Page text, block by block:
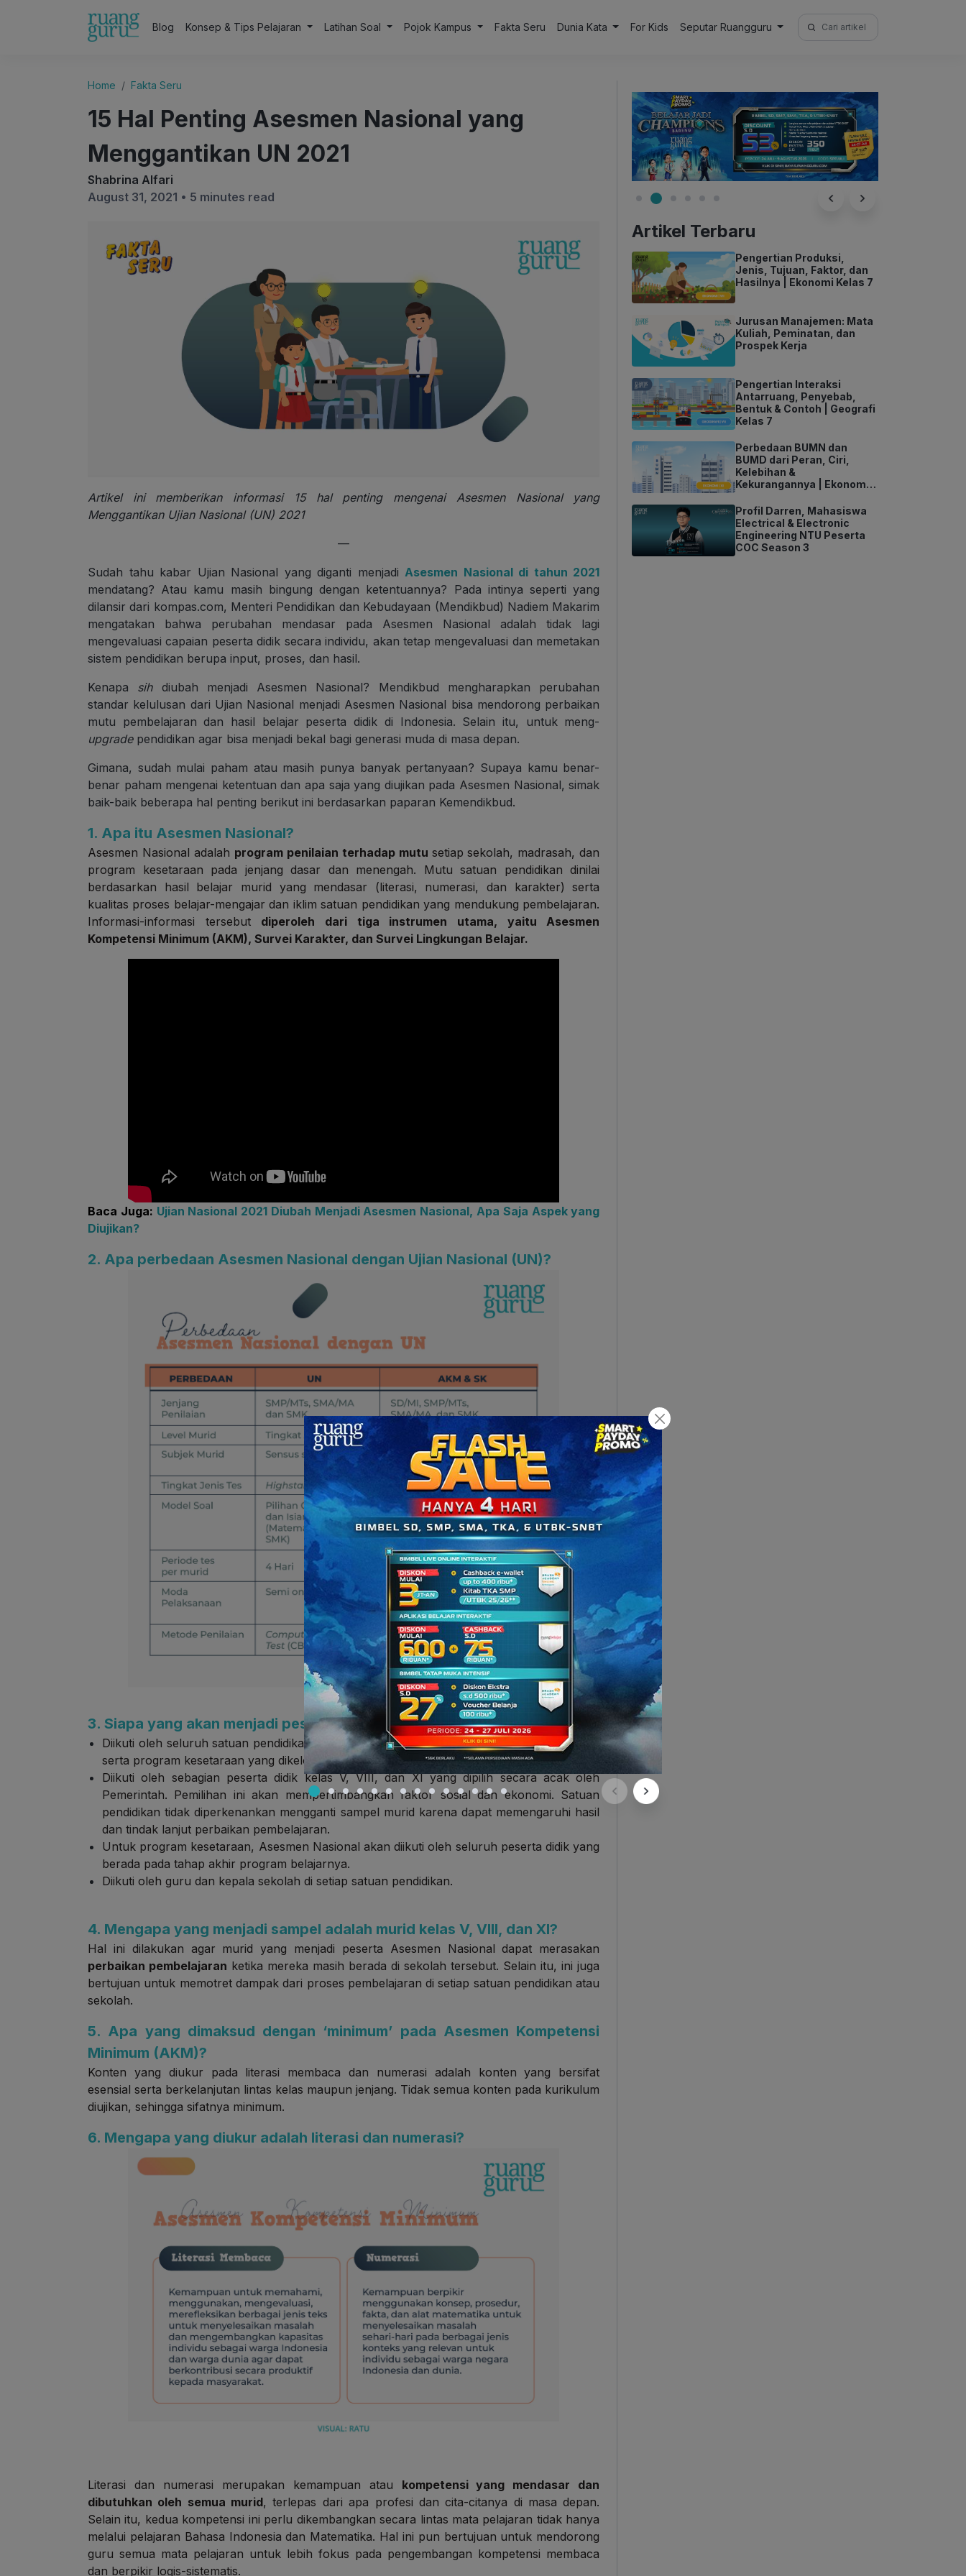
Blog Konsep & Tips Pelajaran Latihan Soal Pojok Kampus Fakta Seru Dunia Kata For Kids Seputar Ruangguru
Search
for:
Home Fakta Seru
15 Hal Penting Asesmen Nasional yang
Menggantikan UN 2021
Shabrina Alfari
August 31, 2021 • 5 minutes read
Artikel ini memberikan informasi 15 hal penting mengenai Asesmen Nasional yang
Menggantikan Ujian Nasional (UN) 2021
—
Sudah tahu kabar Ujian Nasional yang diganti menjadiAsesmen Nasional di tahun 2021
mendatang? Atau kamu masih bingung dengan ketentuannya? Pada intinya seperti yang
dilansir dari kompas.com, Menteri Pendidikan dan Kebudayaan (Mendikbud) Nadiem Makarim
mengatakan bahwa perubahan mendasar pada Asesmen Nasional adalah tidak lagi
mengevaluasi capaian peserta didik secara individu, akan tetap mengevaluasi dan memetakan
sistem pendidikan berupa input, proses, dan hasil.
Kenapa sihdiubah menjadi Asesmen Nasional? Mendikbud mengharapkan perubahan
standar kelulusan dari Ujian Nasional menjadi Asesmen Nasional bisa mendorong perbaikan
mutu pembelajaran dan hasil belajar peserta didik di Indonesia. Selain itu, untuk meng-
upgradependidikan agar bisa menjadi bekal bagi generasi muda di masa depan.
Gimana, sudah mulai paham atau masih punya banyak pertanyaan? Supaya kamu benar-
benar paham mengenai ketentuan dan apa saja yang diujikan pada Asesmen Nasional, simak
baik-baik beberapa hal penting berikut ini berdasarkan paparan Kemendikbud.
1. Apa itu Asesmen Nasional?
Asesmen Nasional adalah program penilaian terhadap mutu setiap sekolah, madrasah, dan
program kesetaraan pada jenjang dasar dan menengah. Mutu satuan pendidikan dinilai
berdasarkan hasil belajar murid yang mendasar (literasi, numerasi, dan karakter) serta
kualitas proses belajar-mengajar dan iklim satuan pendidikan yang mendukung pembelajaran.
Informasi-informasi tersebut diperoleh dari tiga instrumen utama, yaitu Asesmen
Kompetensi Minimum (AKM), Survei Karakter, dan Survei Lingkungan Belajar.
Baca Juga: Ujian Nasional 2021 Diubah Menjadi Asesmen Nasional, Apa Saja Aspek yang
Diujikan?
2. Apa perbedaan Asesmen Nasional dengan Ujian Nasional (UN)?
3. Siapa yang akan menjadi peserta Asesmen Nasional?
Diikuti oleh seluruh satuan pendidikan / sekolah tingkat dasar dan menengah di Indonesia,
serta program kesetaraan yang dikelola oleh PKBM.
Diikuti oleh sebagian peserta didik kelas V, VIII, dan XI yang dipilih secara acak oleh
Pemerintah. Pemilihan ini akan mempertimbangkan faktor sosial dan ekonomi. Satuan
pendidikan tidak diperkenankan mengganti sampel murid karena dapat memengaruhi hasil
dan tindak lanjut perbaikan pembelajaran.
Untuk program kesetaraan, Asesmen Nasional akan diikuti oleh seluruh peserta didik yang
berada pada tahap akhir program belajarnya.
Diikuti oleh guru dan kepala sekolah di setiap satuan pendidikan.
4. Mengapa yang menjadi sampel adalah murid kelas V, VIII, dan XI?
Hal ini dilakukan agar murid yang menjadi peserta Asesmen Nasional dapat merasakan
perbaikan pembelajaran ketika mereka masih berada di sekolah tersebut. Selain itu, ini juga
bertujuan untuk memotret dampak dari proses pembelajaran di setiap satuan pendidikan atau
sekolah.
5. Apa yang dimaksud dengan ‘minimum’ pada Asesmen Kompetensi
Minimum (AKM)?
Konten yang diukur pada literasi membaca dan numerasi adalah konten yang bersifat
esensial serta berkelanjutan lintas kelas maupun jenjang. Tidak semua konten pada kurikulum
diujikan, sehingga sifatnya minimum.
6. Mengapa yang diukur adalah literasi dan numerasi?
Literasi dan numerasi merupakan kemampuan atau kompetensi yang mendasar dan
dibutuhkan oleh semua murid, terlepas dari apa profesi dan cita-citanya di masa depan.
Selain itu, kedua kompetensi ini perlu dikembangkan secara lintas mata pelajaran tidak hanya
melalui pelajaran Bahasa Indonesia dan Matematika. Hal ini pun bertujuan untuk mendorong
guru semua mata pelajaran untuk lebih fokus pada pengembangan kompetensi membaca
dan berpikir logis-sistematis.
Artikel Terbaru
Pengertian Produksi,
Jenis, Tujuan, Faktor, dan
Hasilnya | Ekonomi Kelas 7
Jurusan Manajemen: Mata
Kuliah, Peminatan, dan
Prospek Kerja
Pengertian Interaksi
Antarruang, Penyebab,
Bentuk & Contoh | Geografi
Kelas 7
Perbedaan BUMN dan
BUMD dari Peran, Ciri,
Kelebihan &
Kekurangannya | Ekonomi
Profil Darren, Mahasiswa
Electrical & Electronic
Engineering NTU Peserta
COC Season 3